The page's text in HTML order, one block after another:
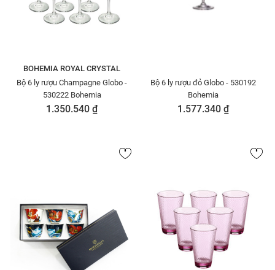
BOHEMIA ROYAL CRYSTAL
Bộ 6 ly rượu Champagne Globo -
530222 Bohemia
1.350.540 ₫
Bộ 6 ly rượu đỏ Globo - 530192
Bohemia
1.577.340 ₫